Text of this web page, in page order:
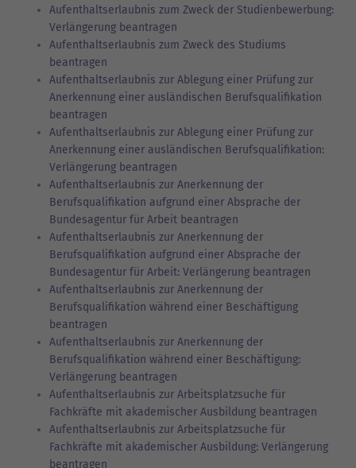
Aufenthaltserlaubnis zum Zweck der Studienbewerbung:
Verlängerung beantragen
Aufenthaltserlaubnis zum Zweck des Studiums
beantragen
Aufenthaltserlaubnis zur Ablegung einer Prüfung zur
Anerkennung einer ausländischen Berufsqualifikation
beantragen
Aufenthaltserlaubnis zur Ablegung einer Prüfung zur
Anerkennung einer ausländischen Berufsqualifikation:
Verlängerung beantragen
Aufenthaltserlaubnis zur Anerkennung der
Berufsqualifikation aufgrund einer Absprache der
Bundesagentur für Arbeit beantragen
Aufenthaltserlaubnis zur Anerkennung der
Berufsqualifikation aufgrund einer Absprache der
Bundesagentur für Arbeit: Verlängerung beantragen
Aufenthaltserlaubnis zur Anerkennung der
Berufsqualifikation während einer Beschäftigung
beantragen
Aufenthaltserlaubnis zur Anerkennung der
Berufsqualifikation während einer Beschäftigung:
Verlängerung beantragen
Aufenthaltserlaubnis zur Arbeitsplatzsuche für
Fachkräfte mit akademischer Ausbildung beantragen
Aufenthaltserlaubnis zur Arbeitsplatzsuche für
Fachkräfte mit akademischer Ausbildung: Verlängerung
beantragen